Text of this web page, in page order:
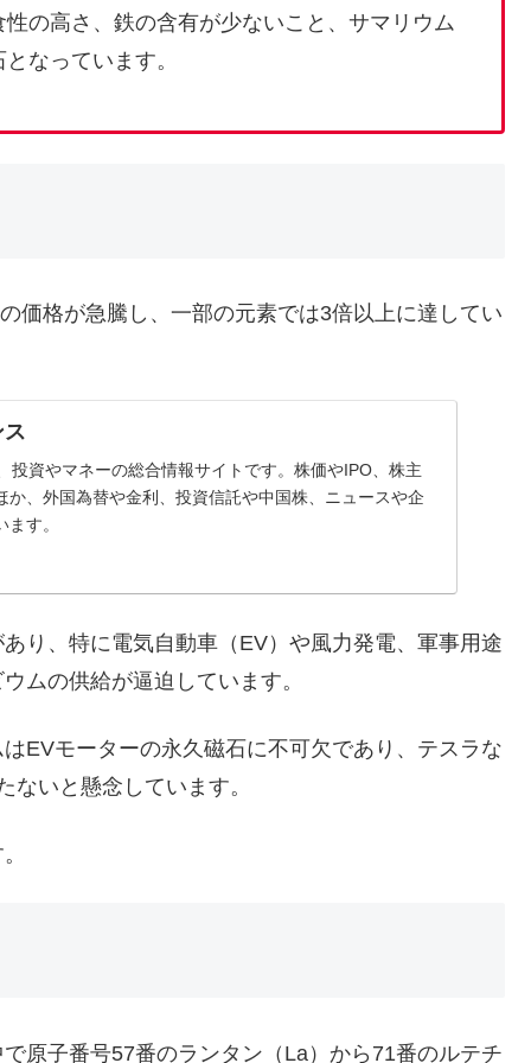
の高さ、鉄の含有が少ないこと、サマリウム
なっています。
格が急騰し、一部の元素では3倍以上に達してい
投資やマネーの総合情報サイトです。株価やIPO、株主
か、外国為替や金利、投資信託や中国株、ニュースや企
す。
、特に電気自動車（EV）や風力発電、軍事用途
ムの供給が逼迫しています。
モーターの永久磁石に不可欠であり、テスラな
いと懸念しています。
子番号57番のランタン（La）から71番のルテチ